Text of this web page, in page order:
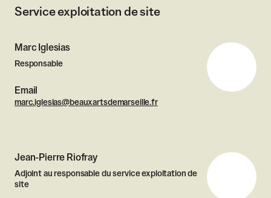
Service exploitation de site
Marc Iglesias
Responsable
Email
marc.iglesias@beauxartsdemarseille.fr
Jean-Pierre Riofray
Adjoint au responsable du service exploitation de
site